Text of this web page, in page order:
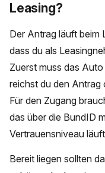
Leasing?
Der Antrag läuft beim
dass du als
Zuerst muss das
reichst du den Antrag
Für den Zugang
das über die BundID
Vertrauensniveau
Bereit liegen sollten